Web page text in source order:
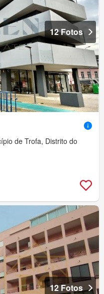
12 Fotos
de Trofa, Distrito do
12 Fotos